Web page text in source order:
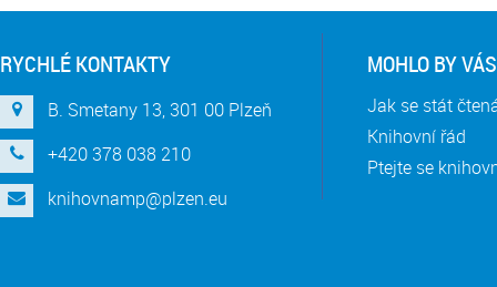
RYCHLÉ KONTAKTY
B. Smetany 13, 301 00 Plzeň
+420 378 038 210
knihovnamp@plzen.eu
MOHLO BY
Jak se stát
Knihovní řád
Ptejte se